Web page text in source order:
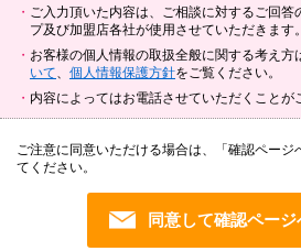
ご入力頂いた内容は、ご相談に対するご回答
プ及び加盟店各社が使用させていただきます。
お客様の個人情報の取扱全般に関する考え方
いて
個人情報保護方針をご覧ください。
内容によってはお電話させていただくことが
ご注意に同意いただける場合は、「確認ページ
てください。